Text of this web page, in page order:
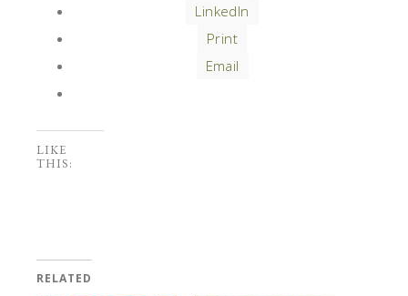
LinkedIn
Print
Email
LIKE
THIS:
RELATED